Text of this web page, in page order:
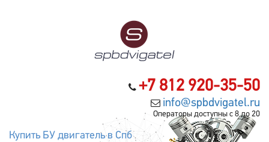
+7 812 920-35-50
info@spbdvigatel.ru
Операторы доступны с 8 до 20
Купить БУ двигатель в Спб